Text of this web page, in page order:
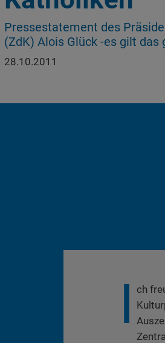
Pressestatement des
(ZdK) Alois Glück -es gilt das
28.10.2011
I
ch